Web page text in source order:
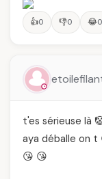
👍0 👎0 😂0
t'es sérieuse là
aya déballe on
😘 😘